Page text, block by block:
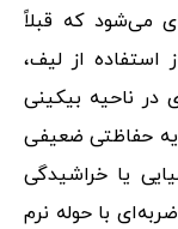
می‌شود که قبلاً
از لیف،
ناحیه بیکینی
حفاظتی ضعیفی
یا خراشیدگی
با حوله نرم